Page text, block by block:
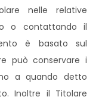
nelle relative
o contattando il
è basato sul
può conservare i
a quando detto
Inoltre il Titolare